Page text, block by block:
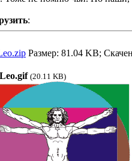
:
Размер: 81.04 KB;
Leo.gif (20.11 KB)